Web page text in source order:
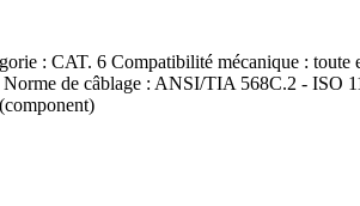
: CAT. 6 Compatibilité mécanique : toute
de câblage : ANSI/TIA 568C.2 -